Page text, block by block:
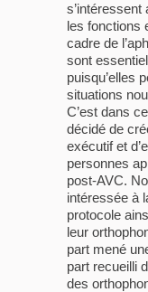
s’intéressent
les fonctions
cadre de
sont
puisqu’elles
situations
C’est dans
décidé de
exécutif et
personnes
post-AVC.
intéressée à
protocole
leur
part mené
part recueilli
des